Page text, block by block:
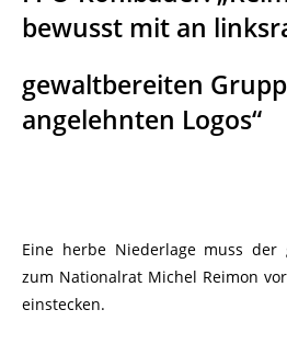
bewusst mit an
gewaltbereiten
angelehnten Logos“
Eine herbe Niederlage muss der
zum Nationalrat Michel Reimon
einstecken.